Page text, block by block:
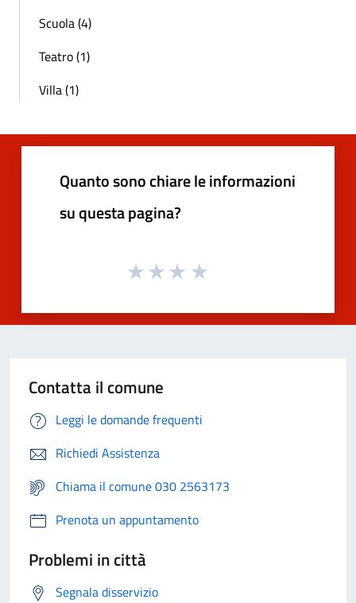
Scuola (4)
Teatro (1)
Villa (1)
Quanto sono chiare le informazioni
su questa pagina?
Contatta il comune
Leggi le domande frequenti
Richiedi Assistenza
Chiama il comune 030 2563173
Prenota un appuntamento
Problemi in città
Segnala disservizio